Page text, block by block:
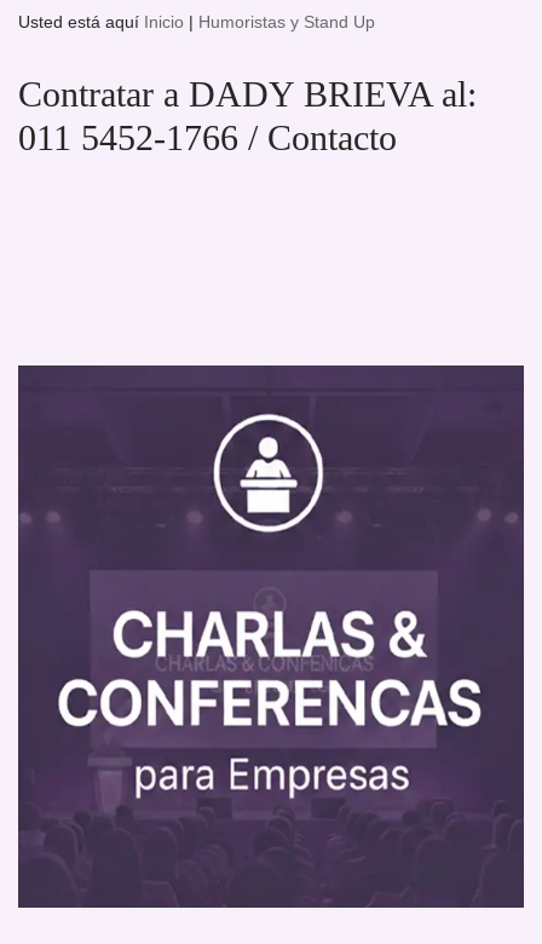
Usted está aquí Inicio | Humoristas y Stand Up
Contratar a DADY BRIEVA al:
011 5452-1766 / Contacto